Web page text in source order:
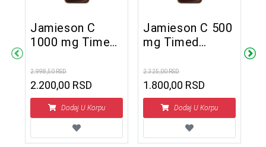
Jamieson C
1000 mg Timed
kapleta
2.998,50 RSD
2.200,00 RSD
Dodaj U Korpu
Jamieson C 500
mg Timed
kapleta
2.325,00 RSD
1.800,00 RSD
Dodaj U Korpu